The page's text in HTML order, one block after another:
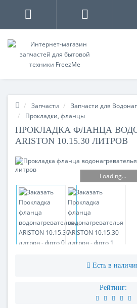
Запчасти
Запчасти для
Прокладки, фланцы
ПРОКЛАДКА ФЛАНЦА
ARISTON 10.15.30 ЛИТРОВ
Loading...
Есть в
Рейтинг: